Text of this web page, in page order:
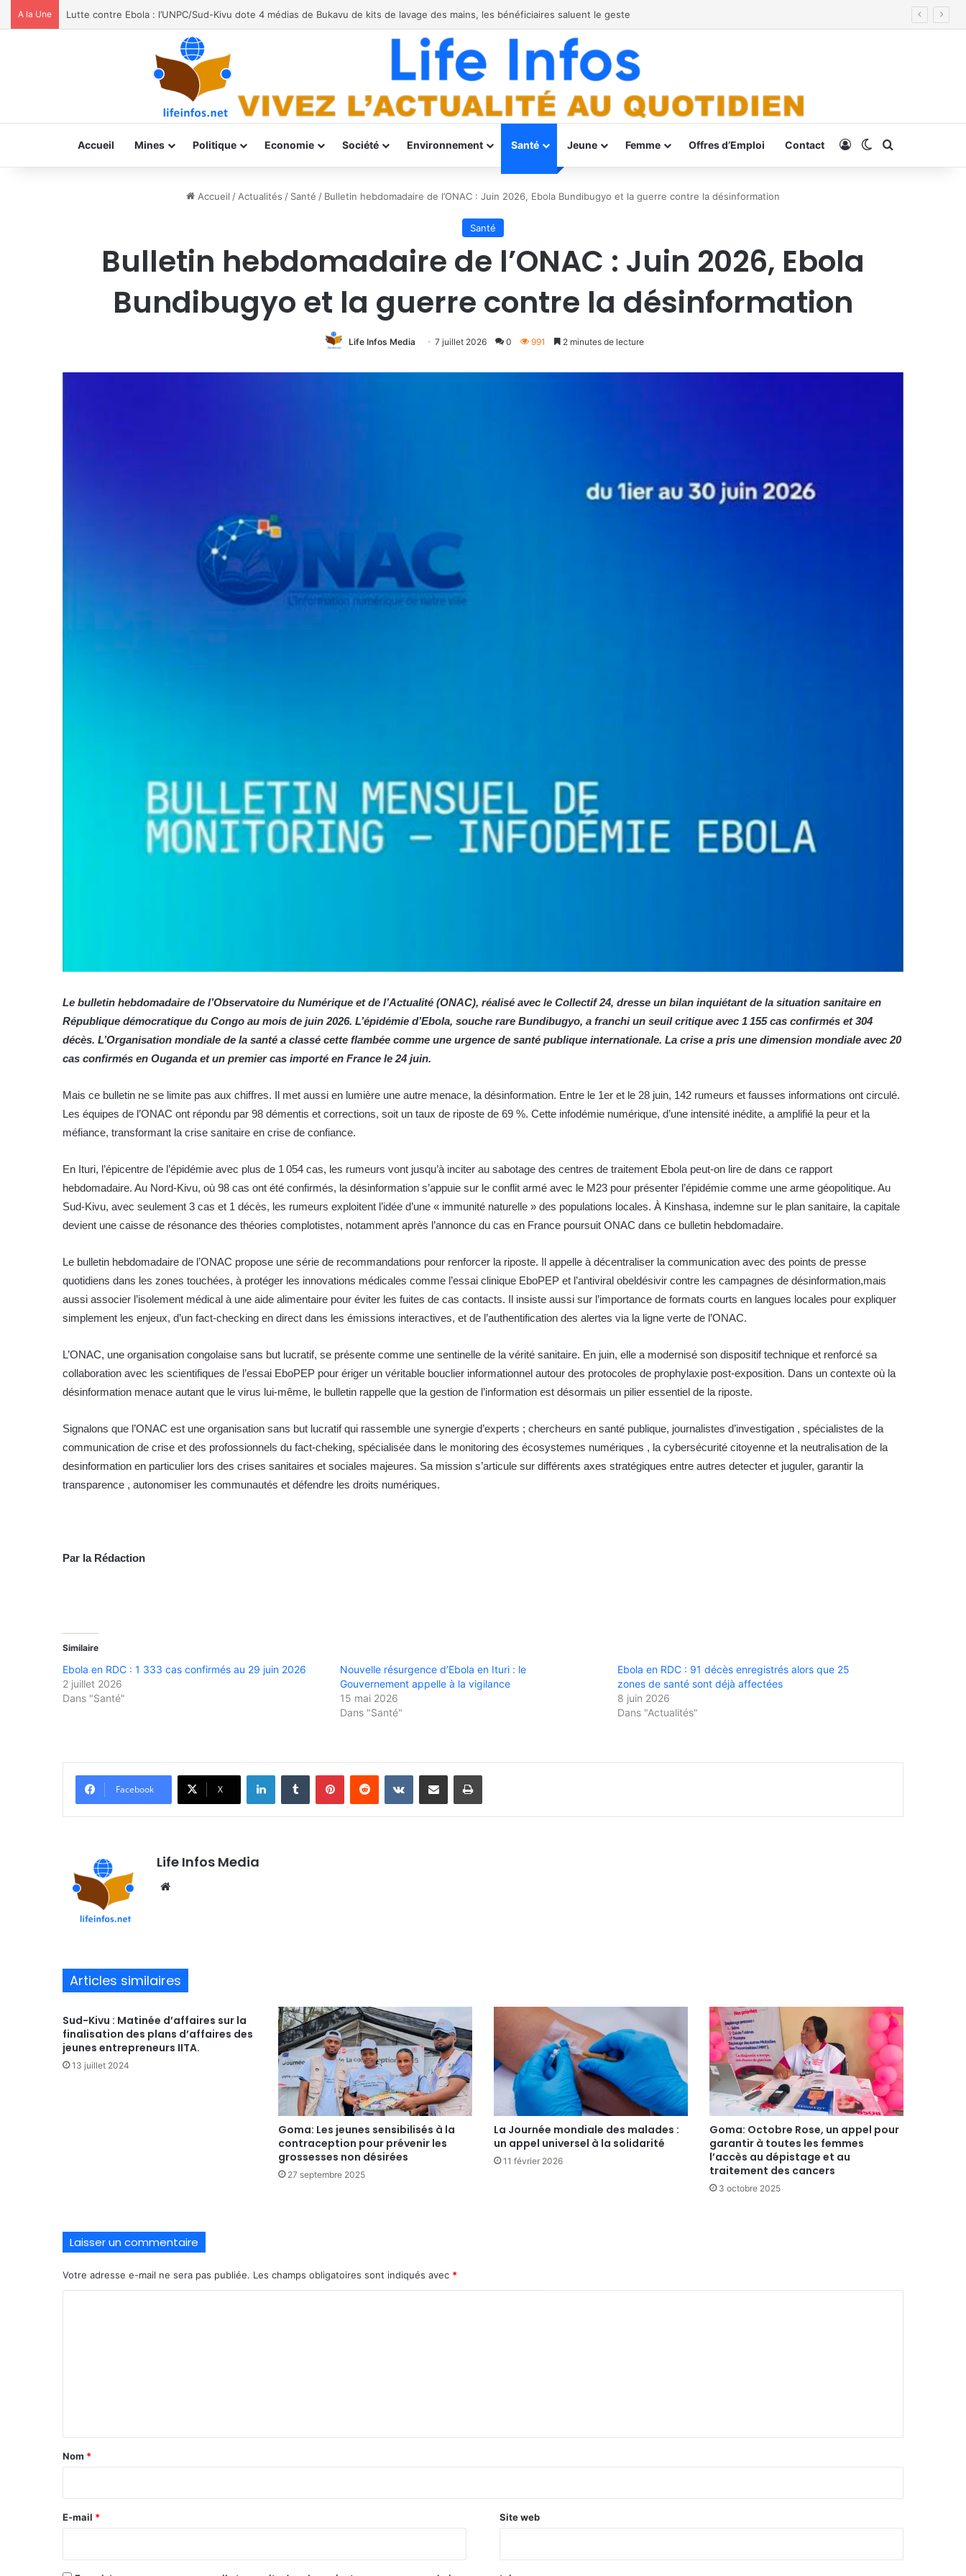
A la Une Moria FM, UNPC et Coopération Suisse unis pour stopper Ebola à Bukavu
Accueil Mines Politique Economie Société Environnement Santé Jeune Femme Offres d’Emploi Contact ConnexionSwitch skin
Accueil / Actualités / Santé / Bulletin hebdomadaire de l’ONAC : Juin 2026, Ebola Bundibugyo et la guerre contre la désinformation
Santé
Bulletin hebdomadaire de l’ONAC : Juin 2026, Ebola
Bundibugyo et la guerre contre la désinformation
Life Infos Media 7 juillet 2026 0 991 2 minutes de lecture
Le bulletin hebdomadaire de l’Observatoire du Numérique et de l’Actualité (ONAC), réalisé avec le Collectif 24, dresse un bilan inquiétant de la situation sanitaire en
République démocratique du Congo au mois de juin 2026. L’épidémie d’Ebola, souche rare Bundibugyo, a franchi un seuil critique avec 1 155 cas confirmés et 304
décès. L’Organisation mondiale de la santé a classé cette flambée comme une urgence de santé publique internationale. La crise a pris une dimension mondiale avec 20
cas confirmés en Ouganda et un premier cas importé en France le 24 juin.
Mais ce bulletin ne se limite pas aux chiffres. Il met aussi en lumière une autre menace, la désinformation. Entre le 1er et le 28 juin, 142 rumeurs et fausses informations ont circulé.
Les équipes de l’ONAC ont répondu par 98 démentis et corrections, soit un taux de riposte de 69 %. Cette infodémie numérique, d’une intensité inédite, a amplifié la peur et la
méfiance, transformant la crise sanitaire en crise de confiance.
En Ituri, l’épicentre de l’épidémie avec plus de 1 054 cas, les rumeurs vont jusqu’à inciter au sabotage des centres de traitement Ebola peut-on lire de dans ce rapport
hebdomadaire. Au Nord-Kivu, où 98 cas ont été confirmés, la désinformation s’appuie sur le conflit armé avec le M23 pour présenter l’épidémie comme une arme géopolitique. Au
Sud-Kivu, avec seulement 3 cas et 1 décès, les rumeurs exploitent l’idée d’une « immunité naturelle » des populations locales. À Kinshasa, indemne sur le plan sanitaire, la capitale
devient une caisse de résonance des théories complotistes, notamment après l’annonce du cas en France poursuit ONAC dans ce bulletin hebdomadaire.
Le bulletin hebdomadaire de l’ONAC propose une série de recommandations pour renforcer la riposte. Il appelle à décentraliser la communication avec des points de presse
quotidiens dans les zones touchées, à protéger les innovations médicales comme l’essai clinique EboPEP et l’antiviral obeldésivir contre les campagnes de désinformation,mais
aussi associer l’isolement médical à une aide alimentaire pour éviter les fuites de cas contacts. Il insiste aussi sur l’importance de formats courts en langues locales pour expliquer
simplement les enjeux, d’un fact-checking en direct dans les émissions interactives, et de l’authentification des alertes via la ligne verte de l’ONAC.
L’ONAC, une organisation congolaise sans but lucratif, se présente comme une sentinelle de la vérité sanitaire. En juin, elle a modernisé son dispositif technique et renforcé sa
collaboration avec les scientifiques de l’essai EboPEP pour ériger un véritable bouclier informationnel autour des protocoles de prophylaxie post-exposition. Dans un contexte où la
désinformation menace autant que le virus lui-même, le bulletin rappelle que la gestion de l’information est désormais un pilier essentiel de la riposte.
Signalons que l’ONAC est une organisation sans but lucratif qui rassemble une synergie d’experts ; chercheurs en santé publique, journalistes d’investigation , spécialistes de la
communication de crise et des profossionnels du fact-cheking, spécialisée dans le monitoring des écosystemes numériques , la cybersécurité citoyenne et la neutralisation de la
desinformation en particulier lors des crises sanitaires et sociales majeures. Sa mission s’articule sur différents axes stratégiques entre autres detecter et juguler, garantir la
transparence , autonomiser les communautés et défendre les droits numériques.
Par la Rédaction
Similaire
Ebola en RDC : 1 333 cas confirmés au 29 juin 2026
2 juillet 2026
Dans "Santé"
Nouvelle résurgence d’Ebola en Ituri : le
Gouvernement appelle à la vigilance
15 mai 2026
Dans "Santé"
Ebola en RDC : 91 décès enregistrés alors que 25
zones de santé sont déjà affectées
8 juin 2026
Dans "Actualités"
Facebook X
Life Infos Media
Articles similaires
Sud-Kivu : Matinée d’affaires sur la
finalisation des plans d’affaires des
jeunes entrepreneurs IITA.
13 juillet 2024
Goma: Les jeunes sensibilisés à la
contraception pour prévenir les
grossesses non désirées
27 septembre 2025
La Journée mondiale des malades :
un appel universel à la solidarité
11 février 2026
Goma: Octobre Rose, un appel pour
garantir à toutes les femmes
l’accès au dépistage et au
traitement des cancers
3 octobre 2025
Laisser un commentaire
Votre adresse e-mail ne sera pas publiée. Les champs obligatoires sont indiqués avec *
a
e
Nom *
E-mail * Site web